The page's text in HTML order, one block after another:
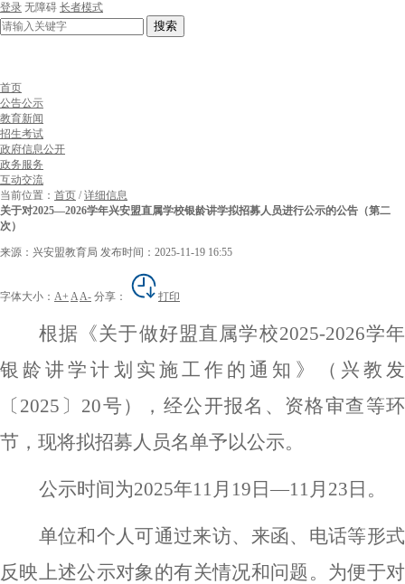
登录 无障碍 长者模式
搜索
首页
公告公示
教育新闻
招生考试
政府信息公开
政务服务
互动交流
当前位置： 首页 /详细信息
关于对2025—2026学年兴安盟直属学校银龄讲学拟招募人员进行公示的公告（第二
次）
来源：兴安盟教育局 发布时间：2025-11-19 16:55
字体大小： A+ AA- 分享： 打印
根据《关于做好盟直属学校2025-2026学年
银龄讲学计划实施工作的通知 》 （ 兴教发
〔 2025 〕 20号 ）， 经公开报名、资格审查等环
节，现将拟招募人员名单予以公示。
公示时间为2025年11 月 19 日 —11 月 23 日。
单位和个人可通过来访、来函、电话等形式
反映上述公示对象的有关情况和问题。为便于对